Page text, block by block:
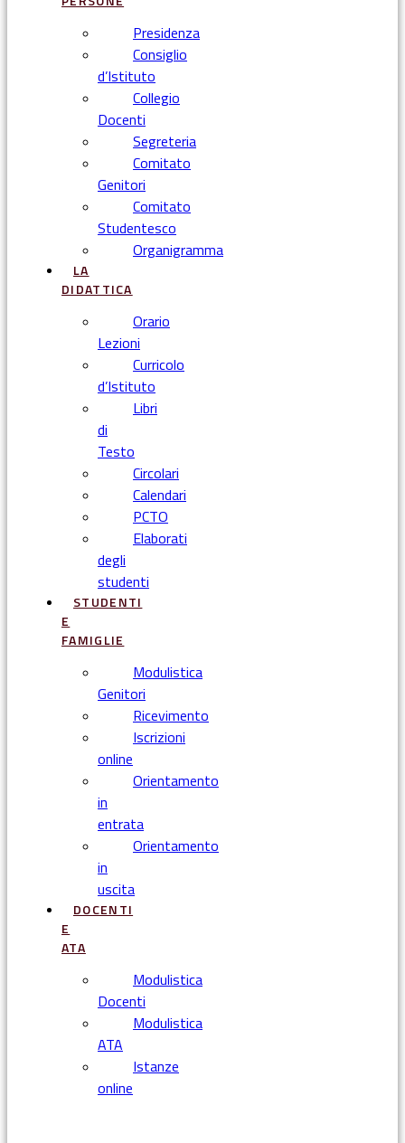
Presidenza
Consiglio
d’Istituto
Collegio
Docenti
Segreteria
Comitato
Genitori
Comitato
Studentesco
Organigramma
LA
DIDATTICA
Orario
Lezioni
Curricolo
d’Istituto
Libri
di
Testo
Circolari
Calendari
PCTO
Elaborati
degli
studenti
STUDENTI
E
FAMIGLIE
Modulistica
Genitori
Ricevimento
Iscrizioni
online
Orientamento
in
entrata
Orientamento
in
uscita
DOCENTI
E
ATA
Modulistica
Docenti
Modulistica
ATA
Istanze
online